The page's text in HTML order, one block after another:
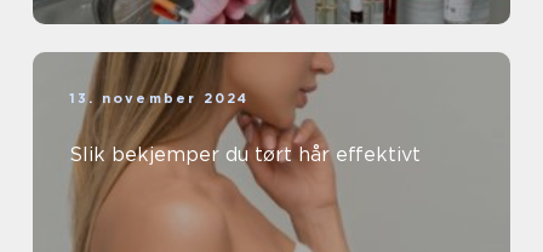
13. november 2024
Slik bekjemper du tørt hår effektivt